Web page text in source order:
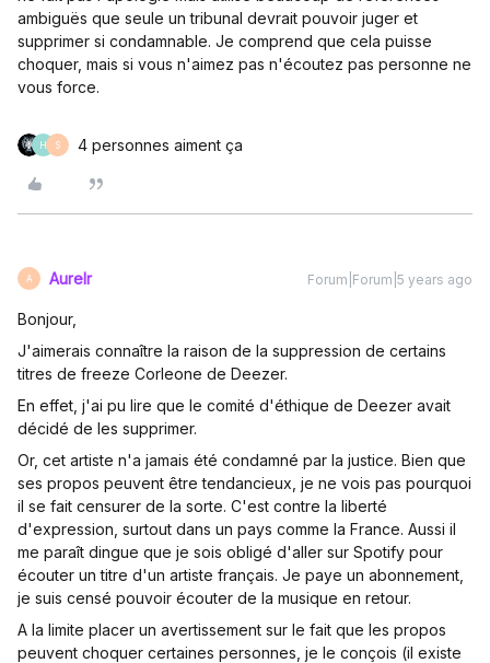
ambiguës que seule un tribunal devrait pouvoir juger et
supprimer si condamnable. Je comprend que cela puisse
choquer, mais si vous n'aimez pas n'écoutez pas personne ne
vous force.
H S 4 personnes aiment ça
A Aurelr Forum|Forum|5 years ago
Bonjour,
J'aimerais connaître la raison de la suppression de certains
titres de freeze Corleone de Deezer.
En effet, j'ai pu lire que le comité d'éthique de Deezer avait
décidé de les supprimer.
Or, cet artiste n'a jamais été condamné par la justice. Bien que
ses propos peuvent être tendancieux, je ne vois pas pourquoi
il se fait censurer de la sorte. C'est contre la liberté
d'expression, surtout dans un pays comme la France. Aussi il
me paraît dingue que je sois obligé d'aller sur Spotify pour
écouter un titre d'un artiste français. Je paye un abonnement,
je suis censé pouvoir écouter de la musique en retour.
A la limite placer un avertissement sur le fait que les propos
peuvent choquer certaines personnes, je le conçois (il existe